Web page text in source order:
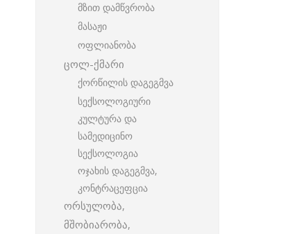
მზით დამწვრობა
მასაჟი
ოფლიანობა
ცოლ-ქმარი
ქორწილის დაგეგმვა
სექსოლოგიური
კულტურა და
სამედიცინო
სექსოლოგია
ოჯახის დაგეგმვა,
კონტრაცეფცია
ორსულობა,
მშობიარობა,